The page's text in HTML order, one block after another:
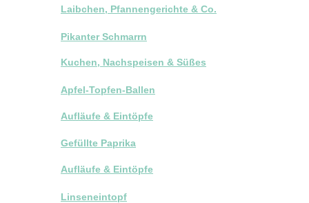
Laibchen, Pfannengerichte & Co.
Pikanter Schmarrn
Kuchen, Nachspeisen & Süßes
Apfel-Topfen-Ballen
Aufläufe & Eintöpfe
Gefüllte Paprika
Aufläufe & Eintöpfe
Linseneintopf